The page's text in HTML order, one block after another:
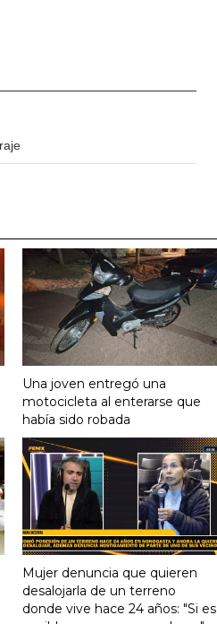
Una joven entregó una
motocicleta al enterarse que
había sido robada
Mujer denuncia que quieren
desalojarla de un terreno
donde vive hace 24 años: "Si es